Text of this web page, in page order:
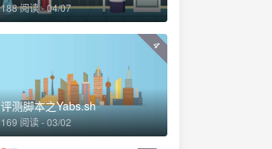
188 阅读 - 04/07
4
评测脚本之Yabs.sh
169 阅读 - 03/02